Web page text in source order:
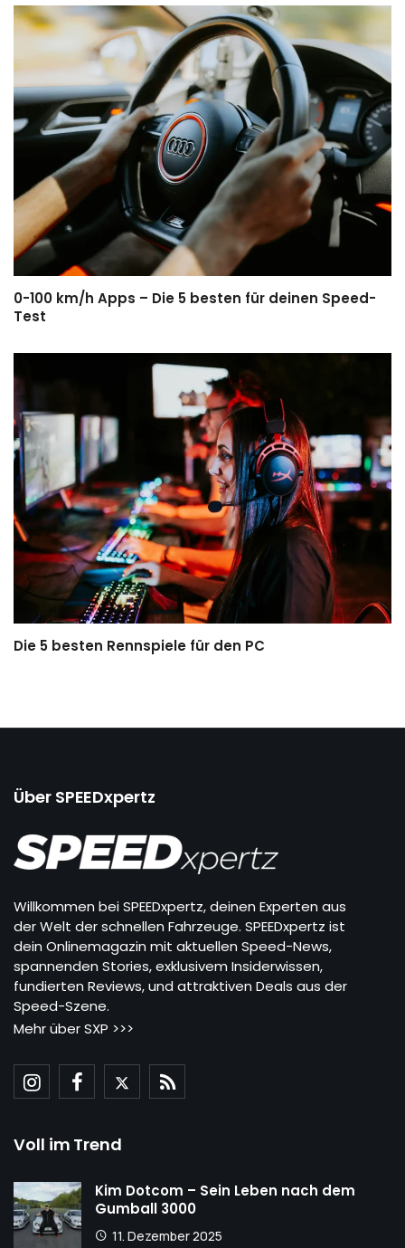
0-100 km/h Apps – Die 5 besten für deinen Speed-
Test
Die 5 besten Rennspiele für den PC
Über SPEEDxpertz
Willkommen bei SPEEDxpertz, deinen Experten aus
der Welt der schnellen Fahrzeuge. SPEEDxpertz ist
dein Onlinemagazin mit aktuellen Speed-News,
spannenden Stories, exklusivem Insiderwissen,
fundierten Reviews, und attraktiven Deals aus der
Speed-Szene.
Mehr über SXP >>>
Voll im Trend
Kim Dotcom – Sein Leben nach dem
Gumball 3000
11. Dezember 2025